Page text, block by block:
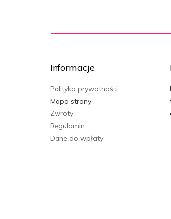
Informacje
Polityka prywatności
Mapa strony
Zwroty
Regulamin
Dane do wpłaty